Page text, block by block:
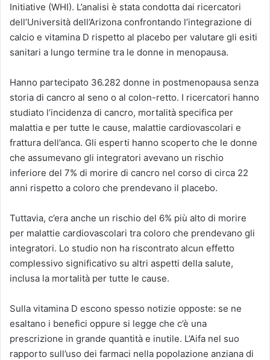
Initiative (WHI). L’analisi è stata condotta dai ricercatori
dell’Università dell’Arizona confrontando l’integrazione di
calcio e vitamina D rispetto al placebo per valutare gli esiti
sanitari a lungo termine tra le donne in menopausa.
Hanno partecipato 36.282 donne in postmenopausa senza
storia di cancro al seno o al colon-retto. I ricercatori hanno
studiato l’incidenza di cancro, mortalità specifica per
malattia e per tutte le cause, malattie cardiovascolari e
frattura dell’anca. Gli esperti hanno scoperto che le donne
che assumevano gli integratori avevano un rischio
inferiore del 7% di morire di cancro nel corso di circa 22
anni rispetto a coloro che prendevano il placebo.
Tuttavia, c’era anche un rischio del 6% più alto di morire
per malattie cardiovascolari tra coloro che prendevano gli
integratori. Lo studio non ha riscontrato alcun effetto
complessivo significativo su altri aspetti della salute,
inclusa la mortalità per tutte le cause.
Sulla vitamina D escono spesso notizie opposte: se ne
esaltano i benefici oppure si legge che c’è una
prescrizione in grande quantità e inutile. L’Aifa nel suo
rapporto sull’uso dei farmaci nella popolazione anziana di